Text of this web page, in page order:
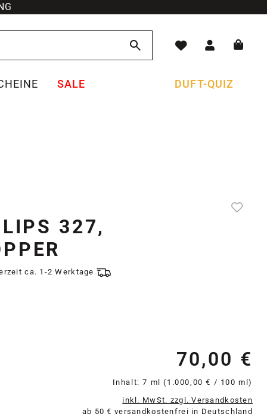
SALE DUFT-QUIZ
327,
ca. 1-2 Werktage
70,00 €
Inhalt:7 ml(1.000,00 € / 100 ml)
inkl. MwSt. zzgl. Versandkosten
ab 50 € versandkostenfrei in Deutschland